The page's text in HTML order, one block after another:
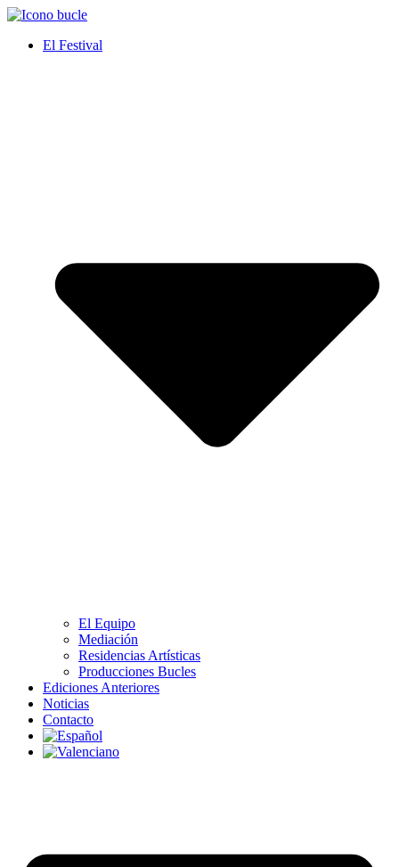
Ir
contenidoEl Festival
El Equipo
Mediación
Residencias Artísticas
Producciones Bucles
Ediciones Anteriores
Noticias
Contacto